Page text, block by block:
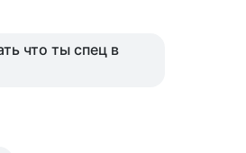
что ты спец в